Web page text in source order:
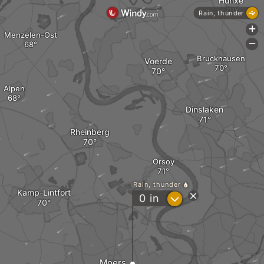
Kamp-Lintfort
Rheinberg
Alpen
Menzelen-Ost
Voerde
Orsoy
Dinslaken
Bruckhausen
Rain, thunder
0 in ?
Rain, thunder
+
-